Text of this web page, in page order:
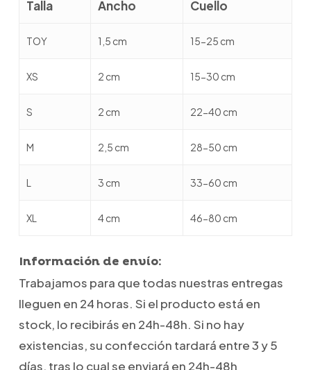
Talla Ancho Cuello
TOY 1,5 cm 15-25 cm
XS 2 cm 15-30 cm
S 2 cm 22-40 cm
M 2,5 cm 28-50 cm
L 3 cm 33-60 cm
XL 4 cm 46-80 cm
Información de envío:
Trabajamos para que todas nuestras entregas
lleguen en 24 horas. Si el producto está en
stock, lo recibirás en 24h-48h. Si no hay
existencias, su confección tardará entre 3 y 5
días, tras lo cual se enviará en 24h-48h